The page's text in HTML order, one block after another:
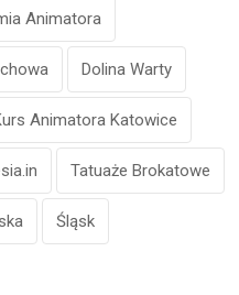
Animatora
Dolina Warty
Animatora Katowice
Tatuaże Brokatowe
Śląsk